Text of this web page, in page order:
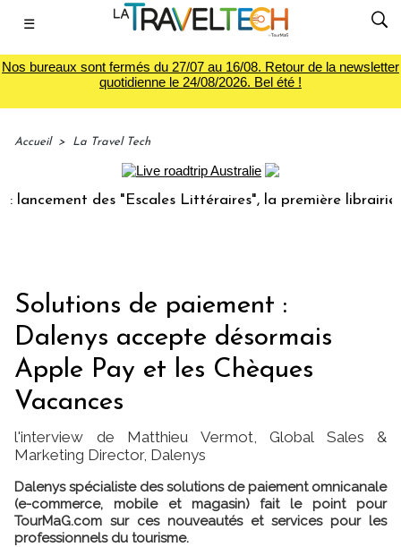
☰
Nos bureaux sont fermés du 27/07 au 16/08. Retour de la newsletter
quotidienne le 24/08/2026. Bel été !
Accueil > La Travel Tech
des "Escales Littéraires", la première librairie du
Solutions de paiement :
Dalenys accepte désormais
Apple Pay et les Chèques
Vacances
l'interview de Matthieu Vermot, Global Sales &
Marketing Director, Dalenys
Dalenys spécialiste des solutions de paiement omnicanale
(e-commerce, mobile et magasin) fait le point pour
TourMaG.com sur ces nouveautés et services pour les
professionnels du tourisme.